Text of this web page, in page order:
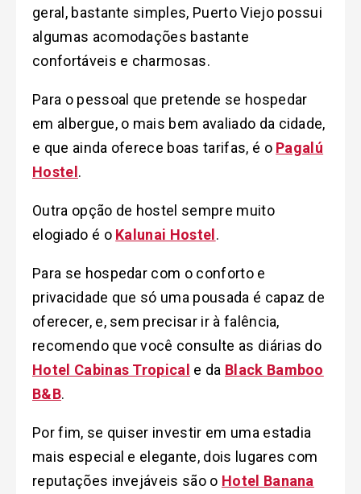
geral, bastante simples, Puerto Viejo possui
algumas acomodações bastante
confortáveis e charmosas.
Para o pessoal que pretende se hospedar
em albergue, o mais bem avaliado da cidade,
e que ainda oferece boas tarifas, é o Pagalú
Hostel .
Outra opção de hostel sempre muito
elogiado é o Kalunai Hostel .
Para se hospedar com o conforto e
privacidade que só uma pousada é capaz de
oferecer, e, sem precisar ir à falência,
recomendo que você consulte as diárias do
Hotel Cabinas Tropical e da Black Bamboo
B&B.
Por fim, se quiser investir em uma estadia
mais especial e elegante, dois lugares com
reputações invejáveis são o Hotel Banana